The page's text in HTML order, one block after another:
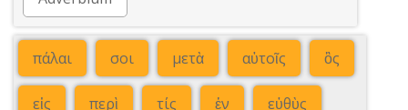
πάλαι σοι μετὰ αὐτοῖς ὃς
εἰς περὶ τίς ἐν εὐθὺς